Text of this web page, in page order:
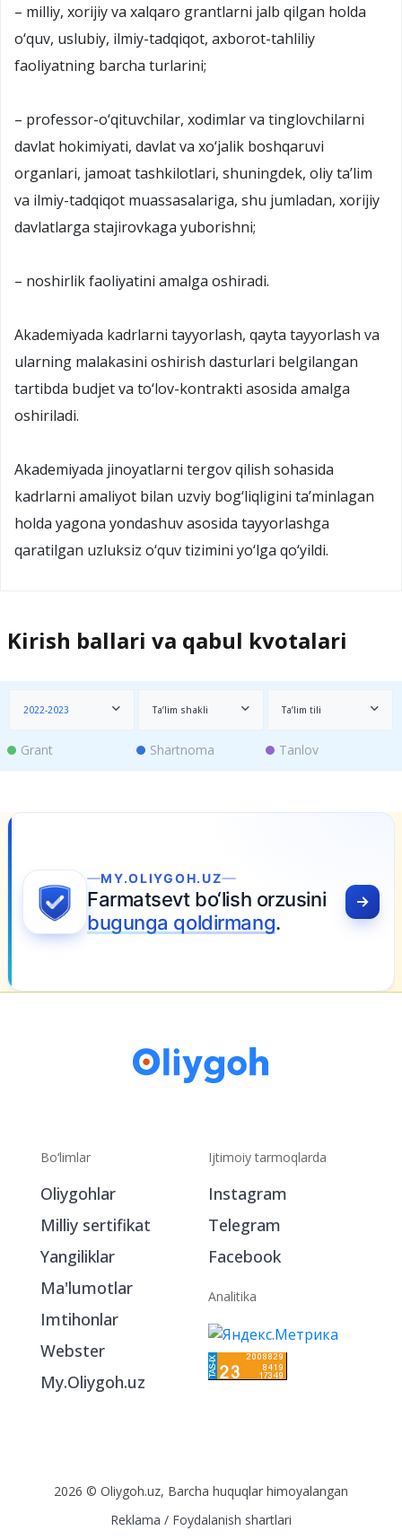
– milliy, xorijiy va xalqaro grantlarni jalb qilgan holda
o‘quv, uslubiy, ilmiy-tadqiqot, axborot-tahliliy
faoliyatning barcha turlarini;
– professor-o‘qituvchilar, xodimlar va tinglovchilarni
davlat hokimiyati, davlat va xo‘jalik boshqaruvi
organlari, jamoat tashkilotlari, shuningdek, oliy ta’lim
va ilmiy-tadqiqot muassasalariga, shu jumladan, xorijiy
davlatlarga stajirovkaga yuborishni;
– noshirlik faoliyatini amalga oshiradi.
Akademiyada kadrlarni tayyorlash, qayta tayyorlash va
ularning malakasini oshirish dasturlari belgilangan
tartibda budjet va to‘lov-kontrakti asosida amalga
oshiriladi.
Akademiyada jinoyatlarni tergov qilish sohasida
kadrlarni amaliyot bilan uzviy bog‘liqligini ta’minlagan
holda yagona yondashuv asosida tayyorlashga
qaratilgan uzluksiz o‘quv tizimini yo‘lga qo‘yildi.
Kirish ballari va qabul kvotalari
2022-2023 Ta’lim shakli Ta’lim tili
Grant Shartnoma Tanlov
bo‘lish orzusini
qoldirmang.
Bo‘limlar
Oliygohlar
Imtihonlar
Ijtimoiy tarmoqlarda
Telegram
Facebook
Analitika